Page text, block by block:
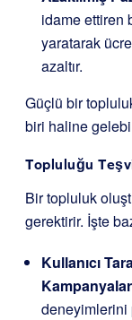
idame ettiren
yaratarak
azaltır.
Güçlü bir
biri haline
Topluluğu
Bir topluluk
gerektirir. İşte
Kullanıcı
deneyimlerini